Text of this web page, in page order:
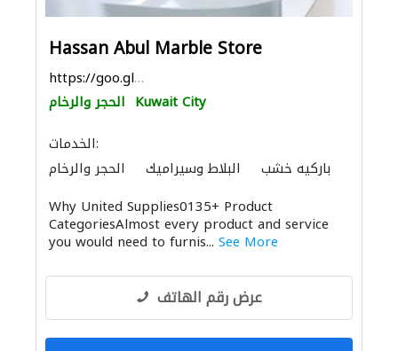
Hassan Abul Marble Store
https://goo.gl/maps/iiYMdkXdrZfMSndr9
الحجر والرخام Kuwait City
الخدمات:
الحجر والرخام
البلاط وسيراميك باركيه خشب
الحمامات والمطابخ
Why United Supplies0135+ Product
CategoriesAlmost every product and service
you would need to furnis... See More
عرض رقم الهاتف